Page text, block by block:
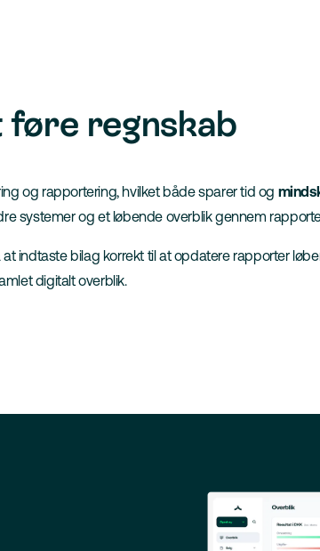
føre regnskab
og rapportering, hvilket både sparer tid og
systemer og et løbende overblik gennem
indtaste bilag korrekt til at opdatere rapporter
digitalt overblik.